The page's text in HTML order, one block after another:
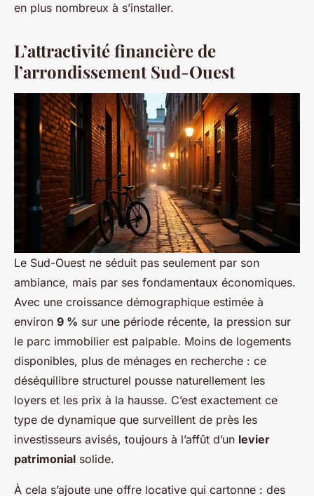
en plus nombreux à s’installer.
L’attractivité financière de
l’arrondissement Sud-Ouest
Le Sud-Ouest ne séduit pas seulement par son
ambiance, mais par ses fondamentaux économiques.
Avec une croissance démographique estimée à
environ 9 % sur une période récente, la pression sur
le parc immobilier est palpable. Moins de logements
disponibles, plus de ménages en recherche : ce
déséquilibre structurel pousse naturellement les
loyers et les prix à la hausse. C’est exactement ce
type de dynamique que surveillent de près les
investisseurs avisés, toujours à l’affût d’un levier
patrimonial solide.
À cela s’ajoute une offre locative qui cartonne : des